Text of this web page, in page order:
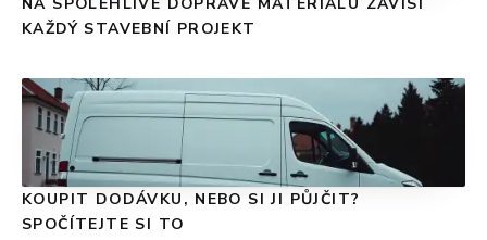
KAŽDÝ STAVEBNÍ PROJEKT
KOUPIT DODÁVKU, NEBO SI JI PŮJČIT?
SPOČÍTEJTE SI TO